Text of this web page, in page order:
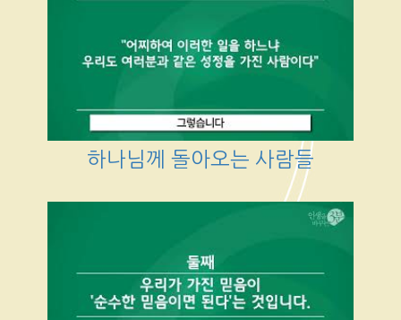
하나님께 돌아오는 사람들